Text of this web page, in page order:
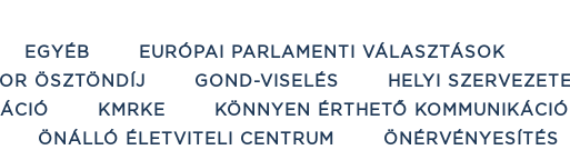
EGYÉB
EURÓPAI PARLAMENTI VÁLASZTÁSOK
ÖSZTÖNDÍJ GOND-VISELÉS HELYI
KMRKE
KÖNNYEN ÉRTHETŐ KOMMUNIKÁCIÓ
ÖNÁLLÓ ÉLETVITELI CENTRUM
ÖNÉRVÉNYESÍTÉS